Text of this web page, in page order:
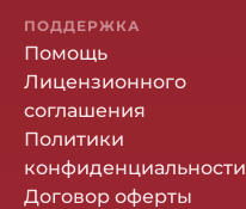
ПОДДЕРЖКА
Помощь
Лицензионного
соглашения
Политики
конфиденциальности
Договор оферты